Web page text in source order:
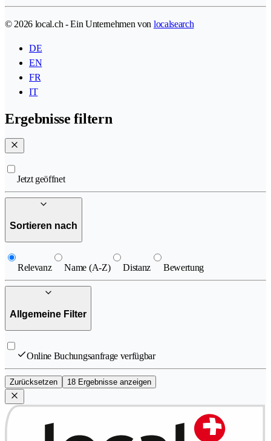
© 2026 local.ch - Ein Unternehmen von localsearch
DE
EN
FR
IT
Ergebnisse filtern
Jetzt geöffnet
Sortieren nach
Relevanz Name (A-Z) Distanz Bewertung
Allgemeine Filter
Online Buchungsanfrage verfügbar
Zurücksetzen 18 Ergebnisse anzeigen